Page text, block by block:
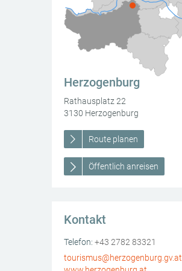
Herzogenburg
Rathausplatz 22
3130 Herzogenburg
Route planen
Öffentlich anreisen
Kontakt
Herzogenburg
Rathausplatz 22
3130 Herzogenburg
AT
Telefon: +43 2782 83321
tourismus@herzogenburg.gv.at